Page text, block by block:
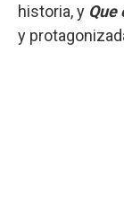
historia, y Que
y